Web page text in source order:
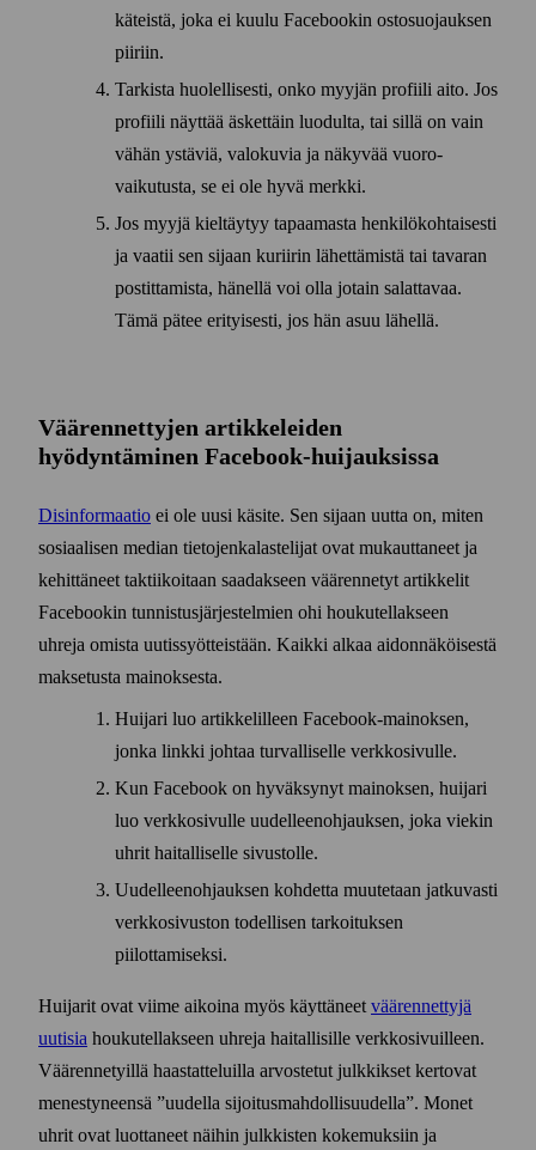
käteistä, joka ei kuulu Facebookin osto­suojauksen
piiriin.
Tarkista huolellisesti, onko myyjän profiili aito. Jos
profiili näyttää äskettäin luodulta, tai sillä on vain
vähän ystäviä, valo­kuvia ja näkyvää vuoro­
vaikutusta, se ei ole hyvä merkki.
Jos myyjä kieltäytyy tapaamasta henkilö­kohtaisesti
ja vaatii sen sijaan kuriirin lähettämistä tai tavaran
postittamista, hänellä voi olla jotain salattavaa.
Tämä pätee erityisesti, jos hän asuu lähellä.
Väärennettyjen artikkeleiden
hyödyntäminen Facebook-huijauksissa
Disinformaatio ei ole uusi käsite. Sen sijaan uutta on, miten
sosiaalisen median tietojen­kalastelijat ovat mukauttaneet ja
kehittäneet taktiikoitaan saadakseen väärennetyt artikkelit
Facebookin tunnistus­järjestelmien ohi houkutellakseen
uhreja omista uutis­syötteistään. Kaikki alkaa aidon­näköisestä
maksetusta mainoksesta.
Huijari luo artikkelilleen Facebook-mainoksen,
jonka linkki johtaa turvalliselle verkko­sivulle.
Kun Facebook on hyväksynyt mainoksen, huijari
luo verkko­sivulle uudelleen­ohjauksen, joka viekin
uhrit haitalliselle sivustolle.
Uudelleen­ohjauksen kohdetta muutetaan jatkuvasti
verkko­sivuston todellisen tarkoituksen
piilottamiseksi.
Huijarit ovat viime aikoina myös käyttäneet väärennettyjä
uutisia houkutellakseen uhreja haitallisille verkko­sivuilleen.
Väärennetyillä haastatteluilla arvostetut julkkikset kertovat
menestyneensä ”uudella sijoitus­mahdollisuudella”. Monet
uhrit ovat luottaneet näihin julkkisten kokemuksiin ja